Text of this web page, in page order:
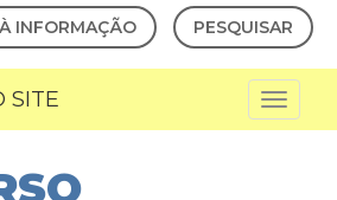
INFORMAÇÃO PESQUISAR
SITE